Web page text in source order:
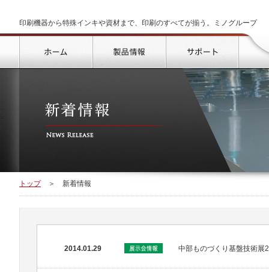
印刷機器から特殊インキや資材まで、印刷のすべてが揃う。ミノグループ
トップ
製品情報 サポート
トップ ＞ 新着情報
2014.01.29 中部ものづくり基盤技術展